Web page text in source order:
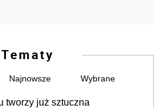
Tematy
Najnowsze Wybrane
tworzy już sztuczna